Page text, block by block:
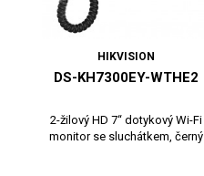
HIKVISION
DS-KH7300EY-WTHE2
2-žilový HD 7“ dotykový Wi-Fi
monitor se sluchátkem, černý